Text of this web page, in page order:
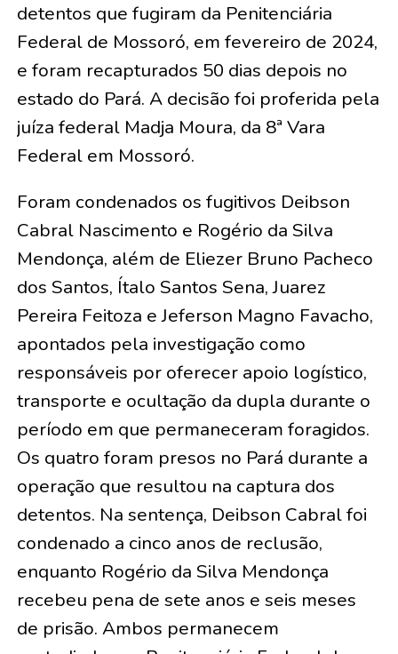
detentos que fugiram da Penitenciária
Federal de Mossoró, em fevereiro de 2024,
e foram recapturados 50 dias depois no
estado do Pará. A decisão foi proferida pela
juíza federal Madja Moura, da 8ª Vara
Federal em Mossoró.
Foram condenados os fugitivos Deibson
Cabral Nascimento e Rogério da Silva
Mendonça, além de Eliezer Bruno Pacheco
dos Santos, Ítalo Santos Sena, Juarez
Pereira Feitoza e Jeferson Magno Favacho,
apontados pela investigação como
responsáveis por oferecer apoio logístico,
transporte e ocultação da dupla durante o
período em que permaneceram foragidos.
Os quatro foram presos no Pará durante a
operação que resultou na captura dos
detentos. Na sentença, Deibson Cabral foi
condenado a cinco anos de reclusão,
enquanto Rogério da Silva Mendonça
recebeu pena de sete anos e seis meses
de prisão. Ambos permanecem